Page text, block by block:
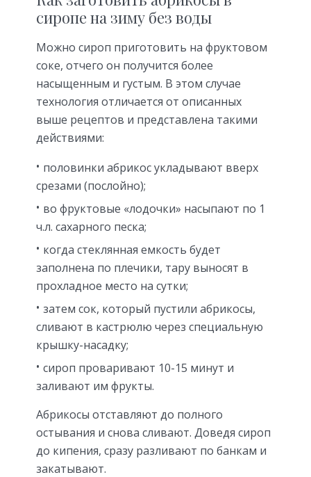
сиропе на зиму без воды
Можно сироп приготовить на фруктовом
соке, отчего он получится более
насыщенным и густым. В этом случае
технология отличается от описанных
выше рецептов и представлена такими
действиями:
половинки абрикос укладывают вверх
срезами (послойно);
во фруктовые «лодочки» насыпают по 1
ч.л. сахарного песка;
когда стеклянная емкость будет
заполнена по плечики, тару выносят в
прохладное место на сутки;
затем сок, который пустили абрикосы,
сливают в кастрюлю через специальную
крышку-насадку;
сироп проваривают 10-15 минут и
заливают им фрукты.
Абрикосы отставляют до полного
остывания и снова сливают. Доведя сироп
до кипения, сразу разливают по банкам и
закатывают.